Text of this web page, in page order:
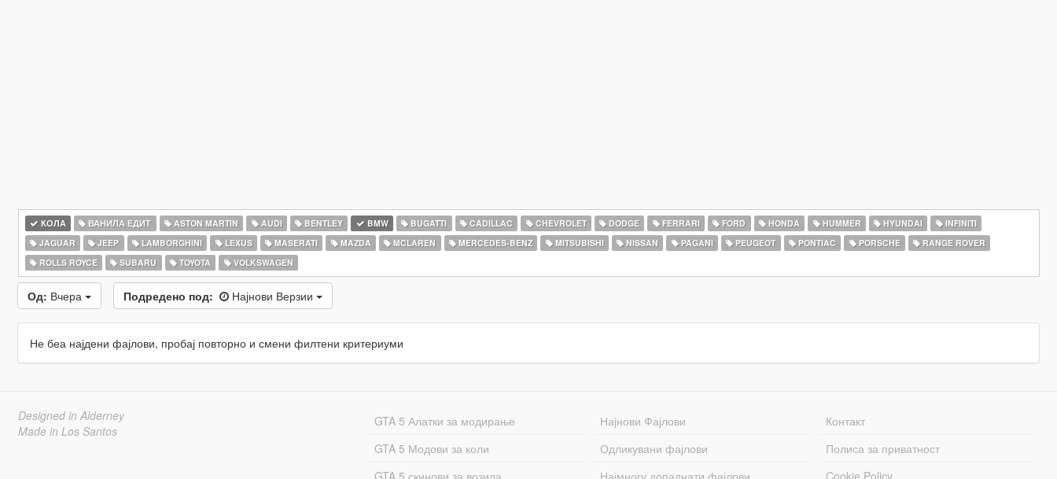
КОЛА ВАНИЛА ЕДИТ ASTON MARTIN AUDI BENTLEY BMW BUGATTI CADILLAC CHEVROLET DODGE FERRARI FORD HONDA HUMMER HYUNDAI
INFINITI
JAGUAR
JEEP LAMBORGHINI LEXUS MASERATI MAZDA MCLAREN MERCEDES-BENZ MITSUBISHI NISSAN PAGANI PEUGEOT PONTIAC PORSCHE
RANGE ROVER
ROLLS ROYCE
SUBARU TOYOTA VOLKSWAGEN
Од: Вчера Подредено под: Најнови Верзии
Не беа најдени фајлови, пробај повторно и смени филтени критериуми
Designed in Alderney
Made in Los Santos
GTA 5 Алатки за модирање
GTA 5 Модови за коли
GTA 5 скинови за возила
Најнови Фајлови
Одликувани фајлови
Најмногу допаднати фајлови
Контакт
Полиса за приватност
Cookie Policy